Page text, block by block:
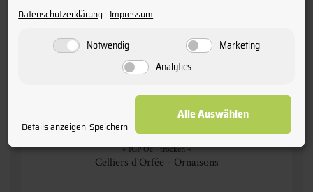
2025 Sauvignon - blanc
» IGP Oc - trocken «
Celliers d'Orfée - Ornaisons
Datenschutzerklärung Impressum
Notwendig
Marketing
Analytics
Details anzeigen Speichern
Alle Auswählen